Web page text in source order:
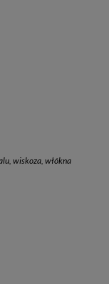
wiskoza, włókna